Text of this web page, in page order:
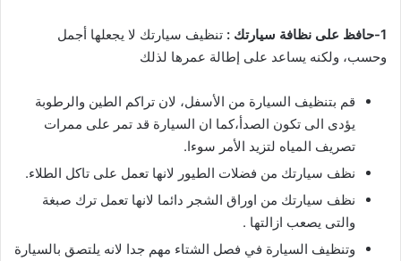
1-حافظ على نظافة سيارتك :
تنظيف سيارتك لا يجعلها أجمل
وحسب، ولكنه يساعد على إطالة عمرها لذلك
قم بتنظيف السيارة من الأسفل، لان تراكم الطين والرطوبة
يؤدى الى تكون الصدأ،كما ان السيارة قد تمر على ممرات
تصريف المياه لتزيد الأمر سوءا.
نظف سيارتك من فضلات الطيور لانها تعمل على تاكل الطلاء.
نظف سيارتك من اوراق الشجر دائما لانها تعمل ترك صبغة
والتى يصعب ازالتها .
وتنظيف السيارة في فصل الشتاء مهم جدا لانه يلتصق بالسيارة